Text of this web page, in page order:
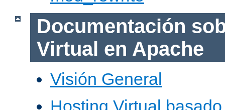
Documentación
Virtual en Apache
Visión General